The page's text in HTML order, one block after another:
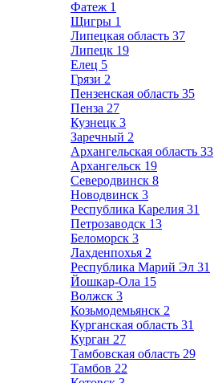
Фатеж 1
Щигры 1
Липецкая область 37
Липецк 19
Елец 5
Грязи 2
Пензенская область 35
Пенза 27
Кузнецк 3
Заречный 2
Архангельская область 33
Архангельск 19
Северодвинск 8
Новодвинск 3
Республика Карелия 31
Петрозаводск 13
Беломорск 3
Лахденпохья 2
Республика Марий Эл 31
Йошкар-Ола 15
Волжск 3
Козьмодемьянск 2
Курганская область 31
Курган 27
Тамбовская область 29
Тамбов 22